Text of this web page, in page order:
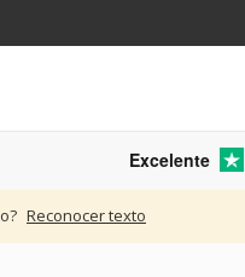
Excelente
Reconocer texto